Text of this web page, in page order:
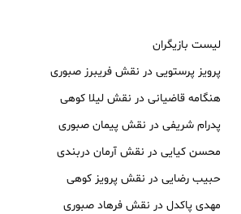
لیست بازیگران
پرویز پرستویی در نقش فریبرز صبوری
هنگامه قاضیانی در نقش لیلا کوهی
پدرام شریفی در نقش پیمان صبوری
محسن کیایی در نقش آرمان دربندی
حبیب رضایی در نقش پرویز کوهی
مهدی پاکدل در نقش فرهاد صبوری